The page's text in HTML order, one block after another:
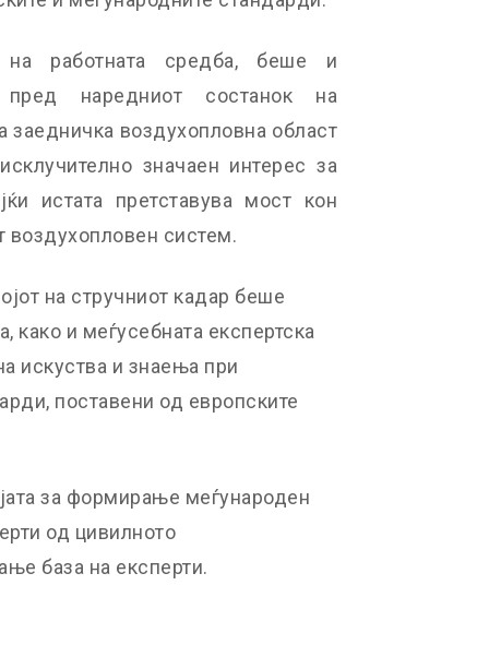
работната средба, беше и
пред наредниот состанок на
заедничка воздухопловна област
значаен интерес за
истата претставува мост кон
воздухопловен систем.
на стручниот кадар беше
како и меѓусебната експертска
искуства и знаења при
поставени од европските
за формирање меѓународен
од цивилното
база на експерти.